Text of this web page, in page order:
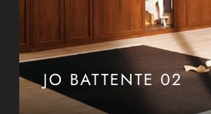
JO BATTENTE 02